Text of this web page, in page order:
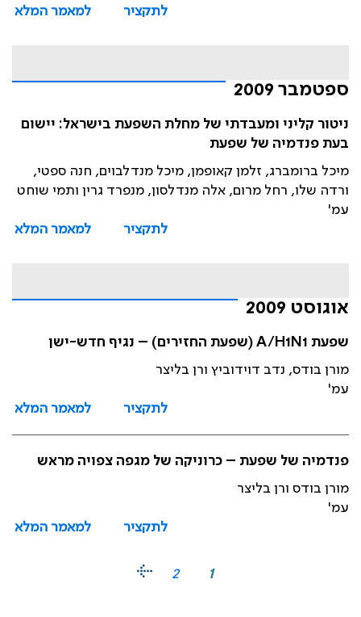
לתקציר
למאמר המלא
ספטמבר 2009
ניטור קליני ומעבדתי של מחלת השפעת בישראל: יישום
בעת פנדמיה של שפעת
מיכל ברומברג, זלמן קאופמן, מיכל מנדלבוים, חנה ספטי,
ורדה שלו, רחל מרום, אלה מנדלסון, מנפרד גרין ותמי שוחט
עמ'
לתקציר
למאמר המלא
אוגוסט 2009
שפעת A/H1N1 (שפעת החזירים) – נגיף חדש-ישן
מורן בודס, נדב דוידוביץ ורן בליצר
עמ'
לתקציר
למאמר המלא
פנדמיה של שפעת – כרוניקה של מגפה צפויה מראש
מורן בודס ורן בליצר
עמ'
לתקציר
למאמר המלא
1
2